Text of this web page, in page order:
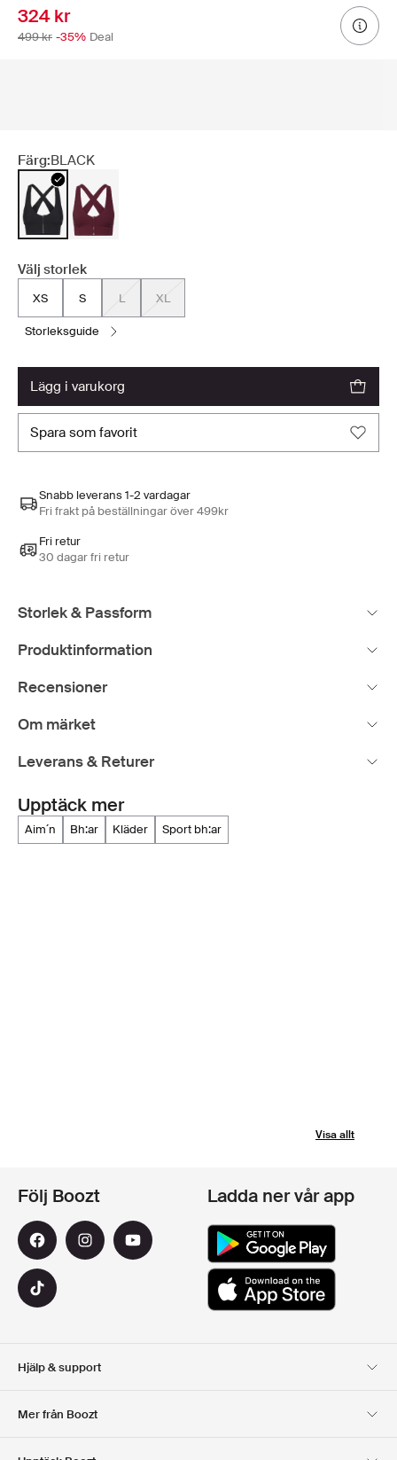
324 kr
499 kr -35% Deal
Färg:BLACK
Välj storlek
XS S L XL
storleksguide
lägg i varukorg
spara som favorit
Snabb leverans 1-2 vardagar
Fri frakt på beställningar över 499kr
Fri retur
30 dagar fri retur
Storlek & Passform
Produktinformation
Recensioner
Om märket
Leverans & Returer
Upptäck mer
aim´n bh:ar kläder sport bh:ar
Visa allt
Hjälp & support
Mer från Boozt
Följ Boozt Ladda ner vår app